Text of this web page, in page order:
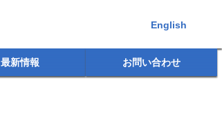
English
最新情報 お問い合わせ